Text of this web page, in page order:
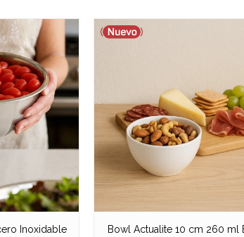
Inoxidable
Bowl Actualite 10 cm 260 ml